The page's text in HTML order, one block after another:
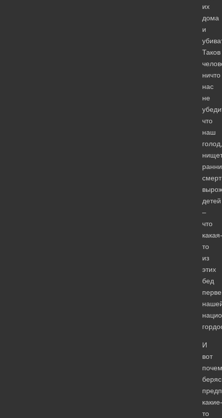
их
дома
и
Таков
ничто
нас
не
что
наш
голод,
детей
–
что
какая-
то
из
этих
бед
И
вот
какие-
то